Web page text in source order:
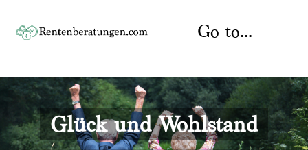
content
Go to...
Startseite
Rente
Über unsGlück und Wohlstand